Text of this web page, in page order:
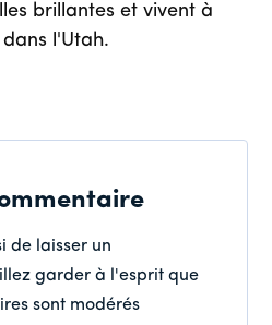
brillantes et vivent à
l'Utah.
de laisser un
garder à l'esprit que
sont modérés